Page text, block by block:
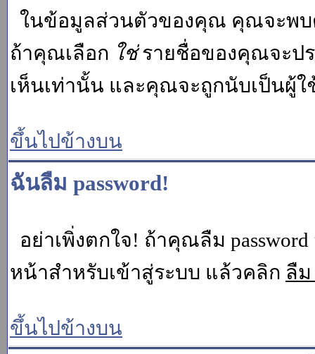
ในข้อมูลส่วนตัวของคุณ คุณจะพบ
ถ้าคุณเลือก ใช่รายชื่อของคุณจะปร
เห็นเท่านั้น และคุณจะถูกนับเป็นผู้
ขึ้นไปข้างบน
ฉันลืม password!
อย่าเพิ่งตกใจ! ถ้าคุณลืม
หน้าสำหรับเข้าสู่ระบบ แล้วคลิก ลืม
ขึ้นไปข้างบน